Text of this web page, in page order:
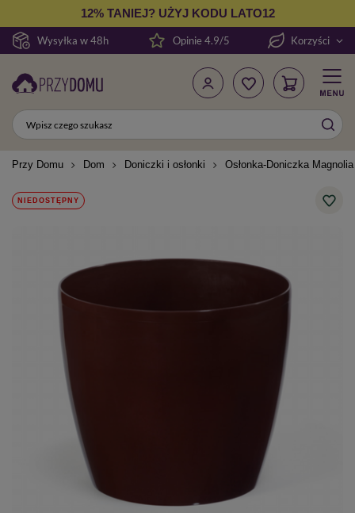
Wysyłka w 48h
12% TANIEJ? UŻYJ KODU LATO12
Opinie 4.9/5 Korzyści
Przy Domu Dom Doniczki i osłonki Osłonka-Doniczka
NIEDOSTĘPNY